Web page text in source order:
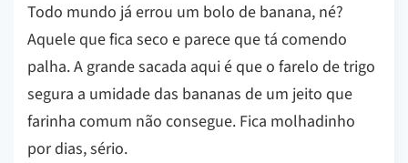
Todo mundo já errou um bolo de banana, né?
Aquele que fica seco e parece que tá comendo
palha. A grande sacada aqui é que o farelo de trigo
segura a umidade das bananas de um jeito que
farinha comum não consegue. Fica molhadinho
por dias, sério.